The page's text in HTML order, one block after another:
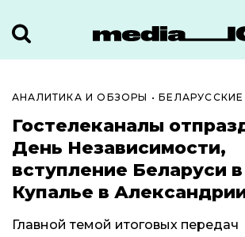
АНАЛИТИКА И ОБЗОРЫ •
Гостелеканалы
День Независимости,
вступление Беларуси
Купалье в
Главной темой итоговых передач